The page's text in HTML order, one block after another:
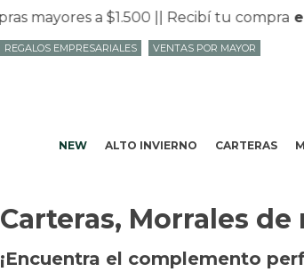
a $1.500 || Recibí tu compraen 2
NEW ALTO INVIERNO CARTERAS
REGALOS EMPRESARIALES VENTAS POR MAYOR
Carteras, Morrales
¡Encuentra el complemento